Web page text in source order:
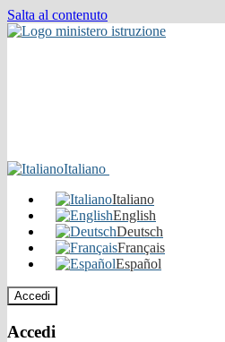
Salta al contenuto
Italiano
Italiano
English
Deutsch
Français
Español
Accedi
Accedi